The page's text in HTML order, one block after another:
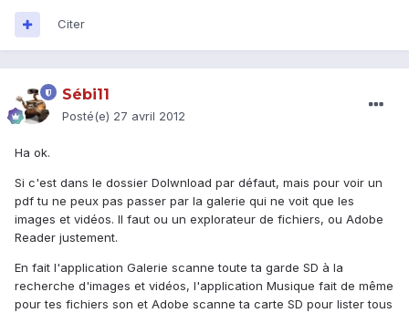
Citer
Sébi11
Posté(e) 27 avril 2012
Ha ok.
Si c'est dans le dossier Dolwnload par défaut, mais pour voir un
pdf tu ne peux pas passer par la galerie qui ne voit que les
images et vidéos. Il faut ou un explorateur de fichiers, ou Adobe
Reader justement.
En fait l'application Galerie scanne toute ta garde SD à la
recherche d'images et vidéos, l'application Musique fait de même
pour tes fichiers son et Adobe scanne ta carte SD pour lister tous